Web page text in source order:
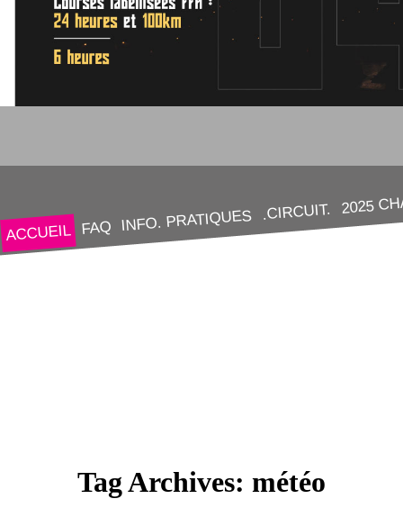
ACCUEIL FAQ INFO. PRATIQUES .CIRCUIT. 2025
Tag Archives: météo